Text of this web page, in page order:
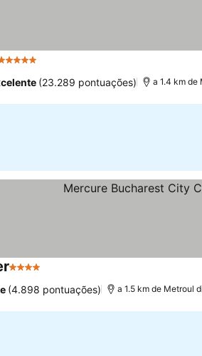
Estrelas
(23.289 pontuações) a 1.4 km de
4 Estrelas
(4.898 pontuações) a 1.5 km de Metroul